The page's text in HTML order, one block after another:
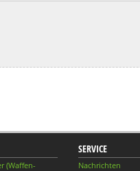
(Waffen-
SERVICE
Nachrichten